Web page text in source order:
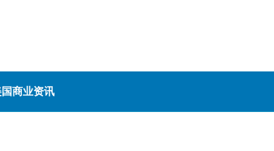
商业资讯